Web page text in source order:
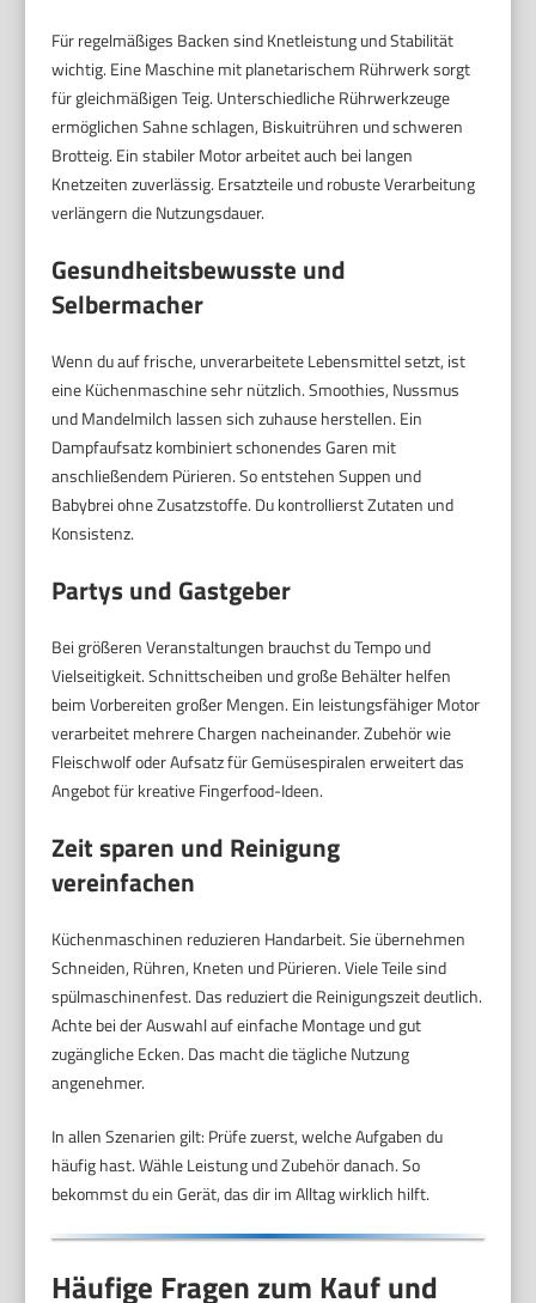
Für regelmäßiges Backen sind Knetleistung und Stabilität
wichtig. Eine Maschine mit planetarischem Rührwerk sorgt
für gleichmäßigen Teig. Unterschiedliche Rührwerkzeuge
ermöglichen Sahne schlagen, Biskuitrühren und schweren
Brotteig. Ein stabiler Motor arbeitet auch bei langen
Knetzeiten zuverlässig. Ersatzteile und robuste Verarbeitung
verlängern die Nutzungsdauer.
Gesundheitsbewusste und
Selbermacher
Wenn du auf frische, unverarbeitete Lebensmittel setzt, ist
eine Küchenmaschine sehr nützlich. Smoothies, Nussmus
und Mandelmilch lassen sich zuhause herstellen. Ein
Dampfaufsatz kombiniert schonendes Garen mit
anschließendem Pürieren. So entstehen Suppen und
Babybrei ohne Zusatzstoffe. Du kontrollierst Zutaten und
Konsistenz.
Partys und Gastgeber
Bei größeren Veranstaltungen brauchst du Tempo und
Vielseitigkeit. Schnittscheiben und große Behälter helfen
beim Vorbereiten großer Mengen. Ein leistungsfähiger Motor
verarbeitet mehrere Chargen nacheinander. Zubehör wie
Fleischwolf oder Aufsatz für Gemüsespiralen erweitert das
Angebot für kreative Fingerfood-Ideen.
Zeit sparen und Reinigung
vereinfachen
Küchenmaschinen reduzieren Handarbeit. Sie übernehmen
Schneiden, Rühren, Kneten und Pürieren. Viele Teile sind
spülmaschinenfest. Das reduziert die Reinigungszeit deutlich.
Achte bei der Auswahl auf einfache Montage und gut
zugängliche Ecken. Das macht die tägliche Nutzung
angenehmer.
In allen Szenarien gilt: Prüfe zuerst, welche Aufgaben du
häufig hast. Wähle Leistung und Zubehör danach. So
bekommst du ein Gerät, das dir im Alltag wirklich hilft.
Häufige Fragen zum Kauf und